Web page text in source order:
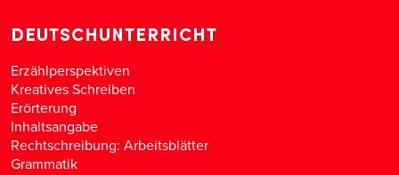
DEUTSCHUNTERRICHT
Erzählperspektiven
Kreatives Schreiben
Erörterung
Inhaltsangabe
Rechtschreibung: Arbeitsblätter
Grammatik